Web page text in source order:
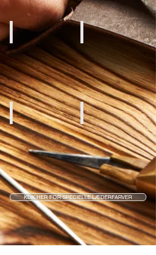
Creme Aniline Brown Aniline
White Aniline Red Aniline
KLIK HER FOR SPECIELLE LÆDERFARVER